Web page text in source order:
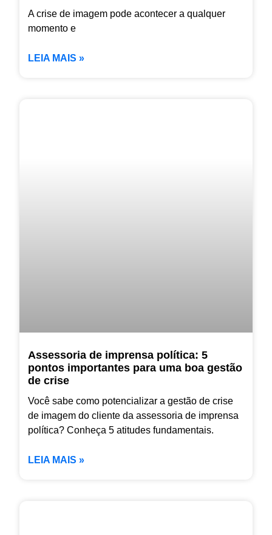
A crise de imagem pode acontecer a qualquer
momento e
LEIA MAIS »
Assessoria de imprensa política: 5
pontos importantes para uma boa gestão
de crise
Você sabe como potencializar a gestão de crise
de imagem do cliente da assessoria de imprensa
política? Conheça 5 atitudes fundamentais.
LEIA MAIS »